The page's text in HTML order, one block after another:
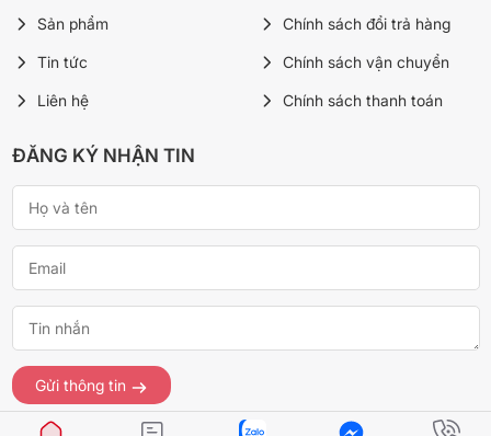
Sản phẩm
Tin tức
Liên hệ
Chính sách đổi trả hàng
Chính sách vận chuyển
Chính sách thanh toán
ĐĂNG KÝ NHẬN TIN
Gửi thông tin